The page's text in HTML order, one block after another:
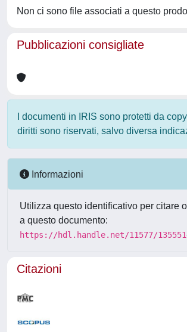
Non ci sono file associati a questo
Pubblicazioni consigliate
I documenti in IRIS sono protetti da
diritti sono riservati, salvo diversa
Informazioni
Utilizza questo identificativo per citare
a questo documento:
https://hdl.handle.net/11577/
Citazioni